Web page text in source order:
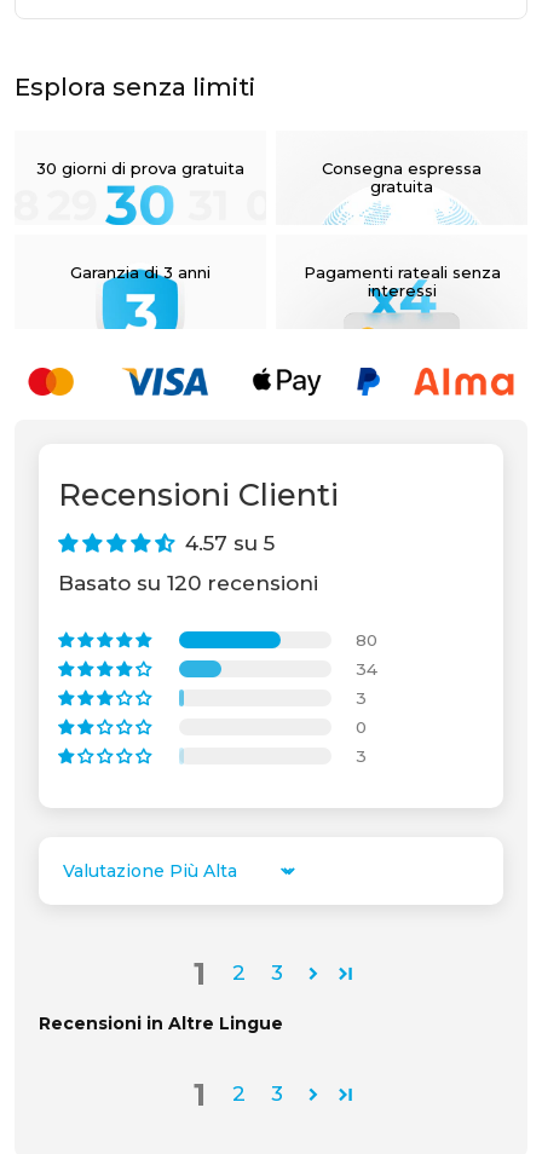
Esplora senza limiti
30 giorni di prova gratuita
Consegna espressa
gratuita
Garanzia di 3 anni
Pagamenti rateali senza
interessi
Recensioni Clienti
4.57 su 5
Basato su 120 recensioni
80
34
3
0
3
Sort by
1 2 3
Recensioni in Altre Lingue
1 2 3
Unable to load recommendations.